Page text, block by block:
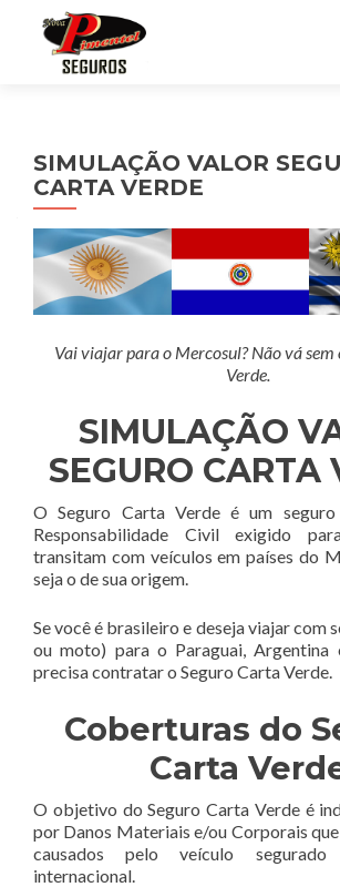
SIMULAÇÃO VALOR
CARTA VERDE
Vai viajar para o Mercosul? Não vá sem
Verde.
SIMULAÇÃO
SEGURO CARTA
O Seguro Carta Verde é um
Responsabilidade Civil exigido
transitam com veículos em países do
seja o de sua origem.
Se você é brasileiro e deseja viajar com
ou moto) para o Paraguai, Argentina
precisa contratar o Seguro Carta Verde.
Coberturas do
Carta
O objetivo do Seguro Carta Verde é
por Danos Materiais e/ou Corporais
causados pelo veículo
internacional.